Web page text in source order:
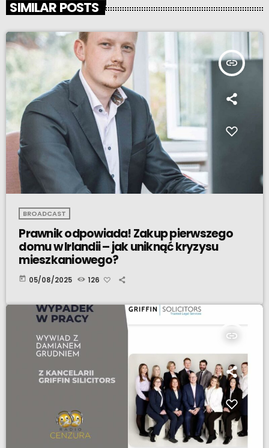
SIMILAR POSTS
insert_link
BROADCAST
Prawnik odpowiada! Zakup pierwszego
domu w Irlandii – jak uniknąć kryzysu
mieszkaniowego?
today 05/08/2025 126
insert_link